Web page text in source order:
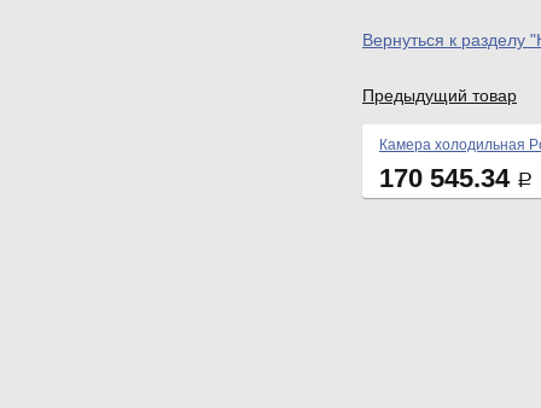
Вернуться к
Предыдущий товар
Камера холодильная
170 545.34 Р